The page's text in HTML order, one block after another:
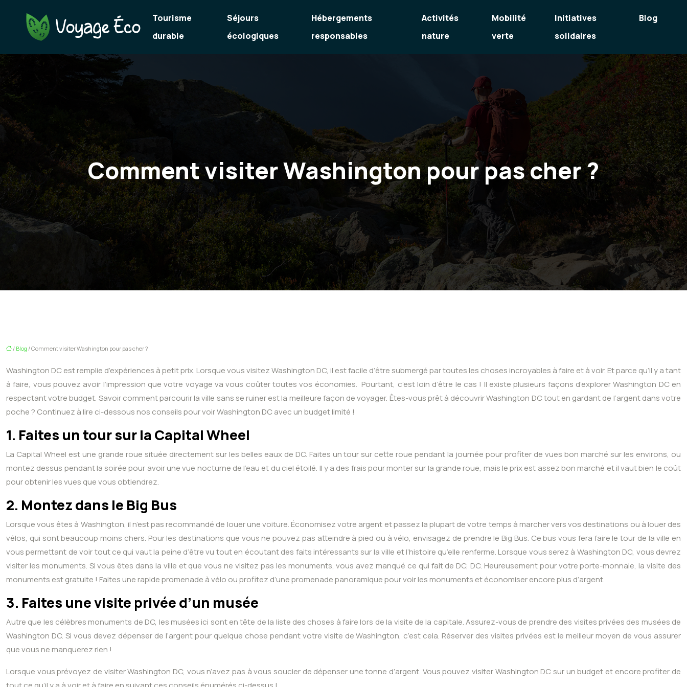
Tourisme
durable
Séjours
écologiques
Hébergements
responsables
Activités
nature
Mobilité
verte
Initiatives
solidaires
Blog
Comment visiter Washington pour pas cher ?
/ Blog / Comment visiter Washington pour pas cher ?
Washington DC est remplie d’expériences à petit prix. Lorsque vous visitez Washington DC, il est facile d’être submergé par toutes les choses incroyables à faire et à voir. Et parce qu’il y a tant
à faire, vous pouvez avoir l’impression que votre voyage va vous coûter toutes vos économies. Pourtant, c’est loin d’être le cas ! Il existe plusieurs façons d’explorer Washington DC en
respectant votre budget. Savoir comment parcourir la ville sans se ruiner est la meilleure façon de voyager. Êtes-vous prêt à découvrir Washington DC tout en gardant de l’argent dans votre
poche ? Continuez à lire ci-dessous nos conseils pour voir Washington DC avec un budget limité !
1. Faites un tour sur la Capital Wheel
La Capital Wheel est une grande roue située directement sur les belles eaux de DC. Faites un tour sur cette roue pendant la journée pour profiter de vues bon marché sur les environs, ou
montez dessus pendant la soirée pour avoir une vue nocturne de l’eau et du ciel étoilé. Il y a des frais pour monter sur la grande roue, mais le prix est assez bon marché et il vaut bien le coût
pour obtenir les vues que vous obtiendrez.
2. Montez dans le Big Bus
Lorsque vous êtes à Washington, il n’est pas recommandé de louer une voiture. Économisez votre argent et passez la plupart de votre temps à marcher vers vos destinations ou à louer des
vélos, qui sont beaucoup moins chers. Pour les destinations que vous ne pouvez pas atteindre à pied ou à vélo, envisagez de prendre le Big Bus. Ce bus vous fera faire le tour de la ville en
vous permettant de voir tout ce qui vaut la peine d’être vu tout en écoutant des faits intéressants sur la ville et l’histoire qu’elle renferme. Lorsque vous serez à Washington DC, vous devrez
visiter les monuments. Si vous êtes dans la ville et que vous ne visitez pas les monuments, vous avez manqué ce qui fait de DC, DC. Heureusement pour votre porte-monnaie, la visite des
monuments est gratuite ! Faites une rapide promenade à vélo ou profitez d’une promenade panoramique pour voir les monuments et économiser encore plus d’argent.
3. Faites une visite privée d’un musée
Autre que les célèbres monuments de DC, les musées ici sont en tête de la liste des choses à faire lors de la visite de la capitale. Assurez-vous de prendre des visites privées des musées de
Washington DC. Si vous devez dépenser de l’argent pour quelque chose pendant votre visite de Washington, c’est cela. Réserver des visites privées est le meilleur moyen de vous assurer
que vous ne manquerez rien !
Lorsque vous prévoyez de visiter Washington DC, vous n’avez pas à vous soucier de dépenser une tonne d’argent. Vous pouvez visiter Washington DC sur un budget et encore profiter de